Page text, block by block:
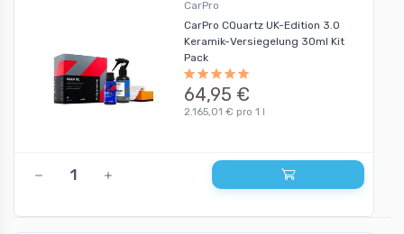
CarPro
CarPro CQuartz UK-Edition 3.0
Keramik-Versiegelung 30ml Kit
Pack
64,95 €
2.165,01 € pro 1 l